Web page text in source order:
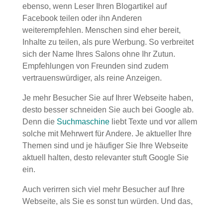
ebenso, wenn Leser Ihren Blogartikel auf
Facebook teilen oder ihn Anderen
weiterempfehlen. Menschen sind eher bereit,
Inhalte zu teilen, als pure Werbung. So verbreitet
sich der Name Ihres Salons ohne Ihr Zutun.
Empfehlungen von Freunden sind zudem
vertrauenswürdiger, als reine Anzeigen.
Je mehr Besucher Sie auf Ihrer Webseite haben,
desto besser schneiden Sie auch bei Google ab.
Denn die Suchmaschineliebt Texte und vor allem
solche mit Mehrwert für Andere. Je aktueller Ihre
Themen sind und je häufiger Sie Ihre Webseite
aktuell halten, desto relevanter stuft Google Sie
ein.
Auch verirren sich viel mehr Besucher auf Ihre
Webseite, als Sie es sonst tun würden. Und das,